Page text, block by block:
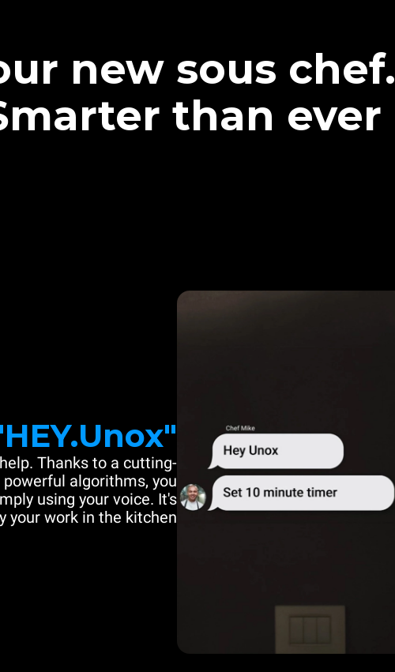
new sous chef.
than ever.
"HEY.Unox"
Thanks to a cutting-
algorithms, you
using your voice. It's
work in the kitchen.